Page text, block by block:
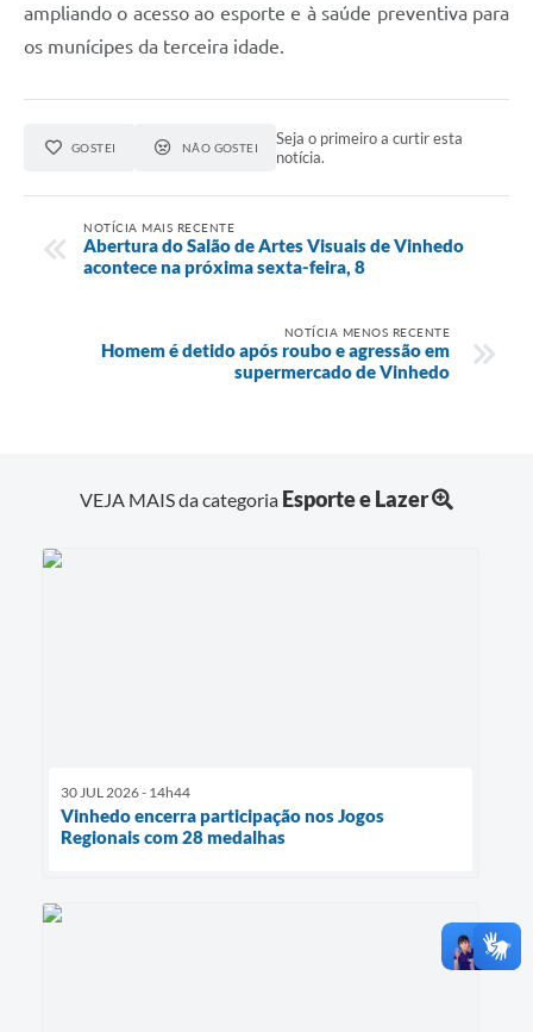
ampliando o acesso ao esporte e à saúde preventiva para
os munícipes da terceira idade.
GOSTEI NÃO GOSTEI
Seja o primeiro a curtir esta
notícia.
NOTÍCIA MAIS RECENTE
Abertura do Salão de Artes Visuais de Vinhedo
acontece na próxima sexta-feira, 8
NOTÍCIA MENOS RECENTE
Homem é detido após roubo e agressão em
supermercado de Vinhedo
VEJA MAIS da categoria Esporte e Lazer
30 JUL 2026 - 14h44
Vinhedo encerra participação nos Jogos
Regionais com 28 medalhas